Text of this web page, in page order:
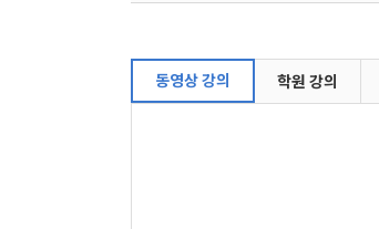
동영상 강의 학원 강의